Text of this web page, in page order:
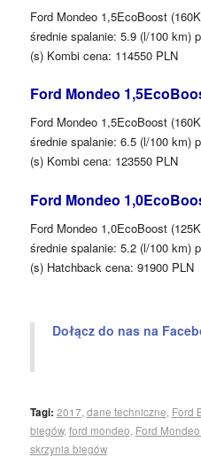
Ford Mondeo 1,5EcoBoost
średnie spalanie: 5.9 (l/100 km)
(s) Kombi cena: 114550 PLN
Ford Mondeo
Ford Mondeo 1,5EcoBoost
średnie spalanie: 6.5 (l/100 km)
(s) Kombi cena: 123550 PLN
Ford Mondeo
Ford Mondeo 1,0EcoBoost
średnie spalanie: 5.2 (l/100 km)
(s) Hatchback cena: 91900 PLN
Dołącz do nas na
Tagi: 2017 dane techniczne Ford
biegów, ford mondeo Ford
skrzynia biegów